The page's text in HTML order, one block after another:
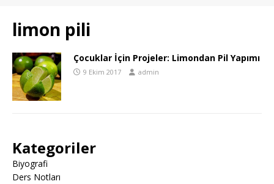
limon pili
Çocuklar İçin Projeler: Limondan Pil Yapımı
9 Ekim 2017 admin
Kategoriler
Biyografi
Ders Notları